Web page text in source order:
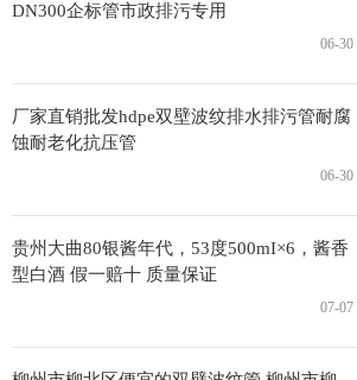
DN300企标管市政排污专用
06-30
厂家直销批发hdpe双壁波纹排水排污管耐腐
蚀耐老化抗压管
06-30
贵州大曲80银酱年代，53度500mI×6，酱香
型白酒 假一赔十 质量保证
07-07